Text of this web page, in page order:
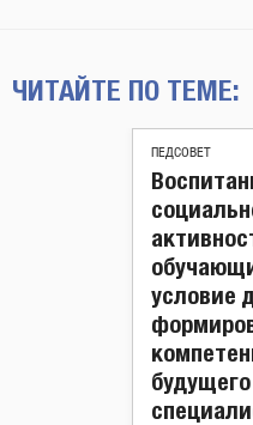
ЧИТАЙТЕ ПО ТЕМЕ:
ПЕДСОВЕТ
условие
будущего